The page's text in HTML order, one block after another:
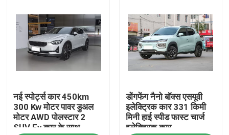
नई स्पोर्ट्स कार 450km
300 Kw मोटर पावर डुअल
मोटर AWD पोलस्टार 2
SUV Ev कार के साथ
डोंगफेंग नैनो बॉक्स एसयूवी
इलेक्ट्रिक कार 331 किमी
मिनी हाई स्पीड फास्ट चार्ज
इलेक्ट्रिक कार